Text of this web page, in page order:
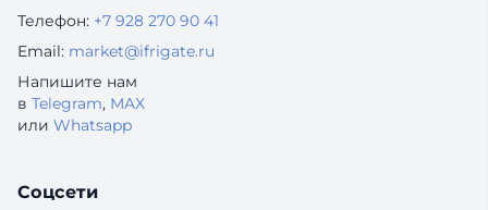
Телефон: +7 928 270 90 41
Email: market@ifrigate.ru
Напишите нам
в Telegram, MAX
или Whatsapp
Соцсети